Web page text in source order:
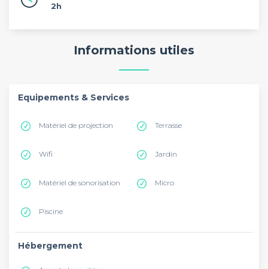
2h
Informations utiles
Equipements & Services
Matériel de projection Terrasse
Wifi Jardin
Matériel de sonorisation Micro
Piscine
Hébergement